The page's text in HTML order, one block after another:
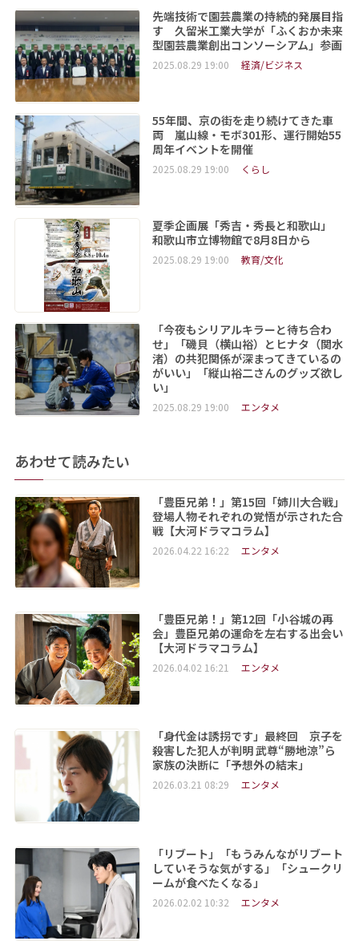
先端技術で園芸農業の持続的発展目指
す 久留米工業大学が「ふくおか未来
型園芸農業創出コンソーシアム」参画
2025.08.29 19:00 経済/ビジネス
55年間、京の街を走り続けてきた車
両 嵐山線・モボ301形、運行開始55
周年イベントを開催
2025.08.29 19:00 くらし
夏季企画展「秀吉・秀長と和歌山」
和歌山市立博物館で8月8日から
2025.08.29 19:00 教育/文化
「今夜もシリアルキラーと待ち合わ
せ」「磯貝（横山裕）とヒナタ（関水
渚）の共犯関係が深まってきているの
がいい」「縦山裕二さんのグッズ欲し
い」
2025.08.29 19:00 エンタメ
あわせて読みたい
「豊臣兄弟！」第15回「姉川大合戦」
登場人物それぞれの覚悟が示された合
戦【大河ドラマコラム】
2026.04.22 16:22 エンタメ
「豊臣兄弟！」第12回「小谷城の再
会」豊臣兄弟の運命を左右する出会い
【大河ドラマコラム】
2026.04.02 16:21 エンタメ
「身代金は誘拐です」最終回 京子を
殺害した犯人が判明 武尊“勝地涼”ら
家族の決断に「予想外の結末」
2026.03.21 08:29 エンタメ
「リブート」「もうみんながリブート
していそうな気がする」「シュークリ
ームが食べたくなる」
2026.02.02 10:32 エンタメ